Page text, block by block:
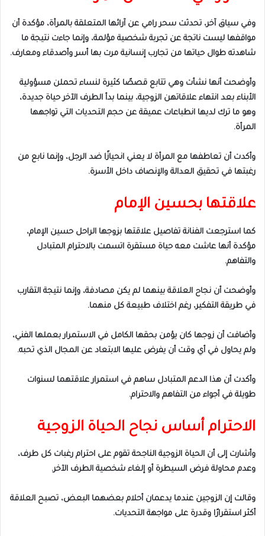
وفي سياق آخر، تحدثت سحر رامي عن آرائها المتعلقة بالمرأة، مؤكدة أن
مواقفها ليست ناتجة عن تجربة شخصية مؤلمة، وإنما جاءت نتيجة ما
شاهدته طوال حياتها من تجارب إنسانية مرت بها أسر وأصدقاء ومعارف.
وأوضحت أنها نشأت وهي تتابع قصصًا كثيرة لنساء تحملن مسؤولية
الأبناء بعد انتهاء علاقاتهن الزوجية، بينما بدأ الطرف الآخر حياة جديدة،
وهو ما ترك لديها انطباعات عميقة عن حجم التحديات التي تواجهها
المرأة.
وأكدت أن تعاطفها مع المرأة لا يعني انحيازًا ضد الرجل، وإنما نابع من
رغبتها في تحقيق العدالة والإنصاف داخل الأسرة.
علاقتها بحسين الإمام
كما استرجعت الفنانة تفاصيل علاقتها بزوجها الراحل حسين الإمام،
مؤكدة أنها عاشت معه حياة مستقرة اتسمت بالاحترام المتبادل
والتفاهم.
وأوضحت أن نجاح العلاقة بينهما لم يكن مصادفة، وإنما نتيجة التقارب
في طريقة التفكير، رغم اختلاف طبيعة كل منهما.
وأضافت أن زوجها كان يؤمن بحقها الكامل في الاستمرار بعملها الفني،
ولم يحاول في أي وقت أن يفرض عليها الابتعاد عن المجال الذي تحبه.
وأكدت أن هذا الدعم المتبادل ساهم في استمرار علاقتهما لسنوات
طويلة في أجواء من التفاهم والاحترام.
الاحترام أساس نجاح الحياة الزوجية
وأشارت إلى أن الحياة الزوجية الناجحة تقوم على احترام رغبات كل طرف،
وعدم محاولة فرض السيطرة أو إلغاء شخصية الطرف الآخر.
وقالت إن الزوجين عندما يدعمان أحلام بعضهما البعض، تصبح العلاقة
أكثر استقرارًا وقدرة على مواجهة التحديات.